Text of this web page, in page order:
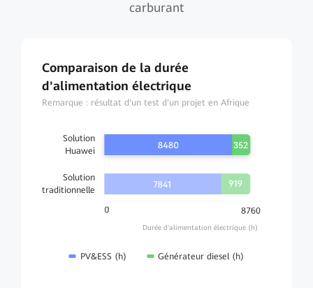
carburant
Comparaison de la durée
d'alimentation électrique
Remarque : résultat d'un test d'un projet en Afrique
Solution
Huawei
Solution
traditionnelle
Durée d'alimentation électrique (h)
PV&ESS (h) Générateur diesel (h)